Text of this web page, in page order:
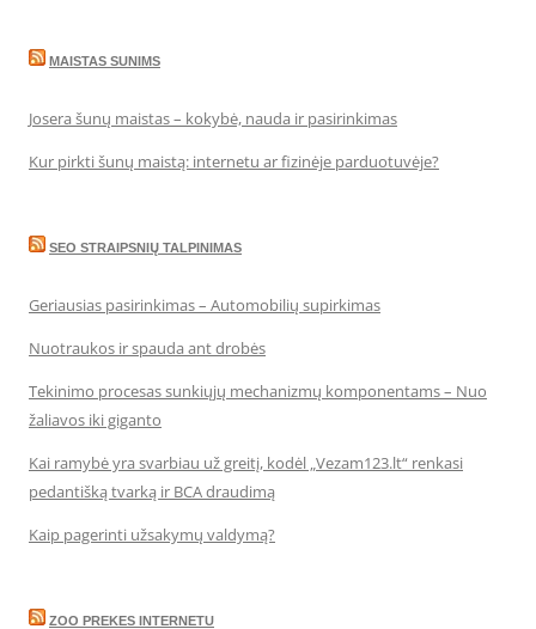
MAISTAS SUNIMS
Josera šunų maistas – kokybė, nauda ir pasirinkimas
Kur pirkti šunų maistą: internetu ar fizinėje parduotuvėje?
SEO STRAIPSNIŲ TALPINIMAS
Geriausias pasirinkimas – Automobilių supirkimas
Nuotraukos ir spauda ant drobės
Tekinimo procesas sunkiųjų mechanizmų komponentams – Nuo
žaliavos iki giganto
Kai ramybė yra svarbiau už greitį, kodėl „Vezam123.lt“ renkasi
pedantišką tvarką ir BCA draudimą
Kaip pagerinti užsakymų valdymą?
ZOO PREKES INTERNETU